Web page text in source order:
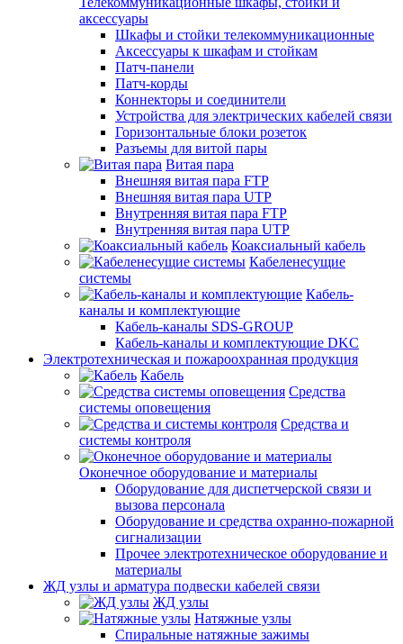
аксессуары
Шкафы и стойки телекоммуникационные
Аксессуары к шкафам и стойкам
Патч-панели
Патч-корды
Коннекторы и соединители
Устройства для электрических кабелей связи
Горизонтальные блоки розеток
Разъемы для витой пары
Витая пара
Внешняя витая пара FTP
Внешняя витая пара UTP
Внутренняя витая пара FTP
Внутренняя витая пара UTP
Коаксиальный кабель
Кабеленесущие
системы
Кабель-
каналы и комплектующие
Кабель-каналы SDS-GROUP
Кабель-каналы и комплектующие DKC
Электротехническая и пожароохранная продукция
Кабель
Средства
системы оповещения
Средства и
системы контроля
Оконечное оборудование и материалы
Оборудование для диспетчерской связи и
вызова персонала
Оборудование и средства охранно-пожарной
сигнализации
Прочее электротехническое оборудование и
материалы
ЖД узлы и арматура подвески кабелей связи
ЖД узлы
Натяжные узлы
Спиральные натяжные зажимы